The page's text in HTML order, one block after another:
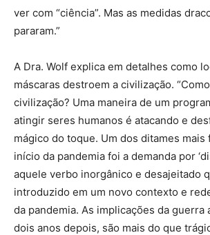
ver com “ciência”. Mas as medidas
pararam.”
A Dra. Wolf explica em detalhes como
máscaras destroem a civilização.
civilização? Uma maneira de um
atingir seres humanos é atacando e
mágico do toque. Um dos ditames
início da pandemia foi a demanda por
aquele verbo inorgânico e desajeitado
introduzido em um novo contexto e
da pandemia. As implicações da guerra
dois anos depois, são mais do que